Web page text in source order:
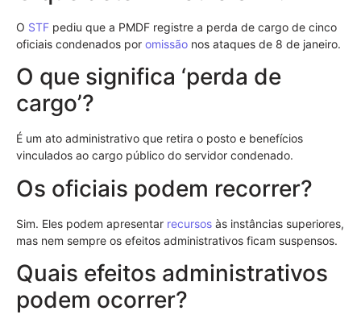
O STF pediu que a PMDF registre a perda de cargo de cinco
oficiais condenados por omissão nos ataques de 8 de janeiro.
O que significa ‘perda de
cargo’?
É um ato administrativo que retira o posto e benefícios
vinculados ao cargo público do servidor condenado.
Os oficiais podem recorrer?
Sim. Eles podem apresentar recursos às instâncias superiores,
mas nem sempre os efeitos administrativos ficam suspensos.
Quais efeitos administrativos
podem ocorrer?